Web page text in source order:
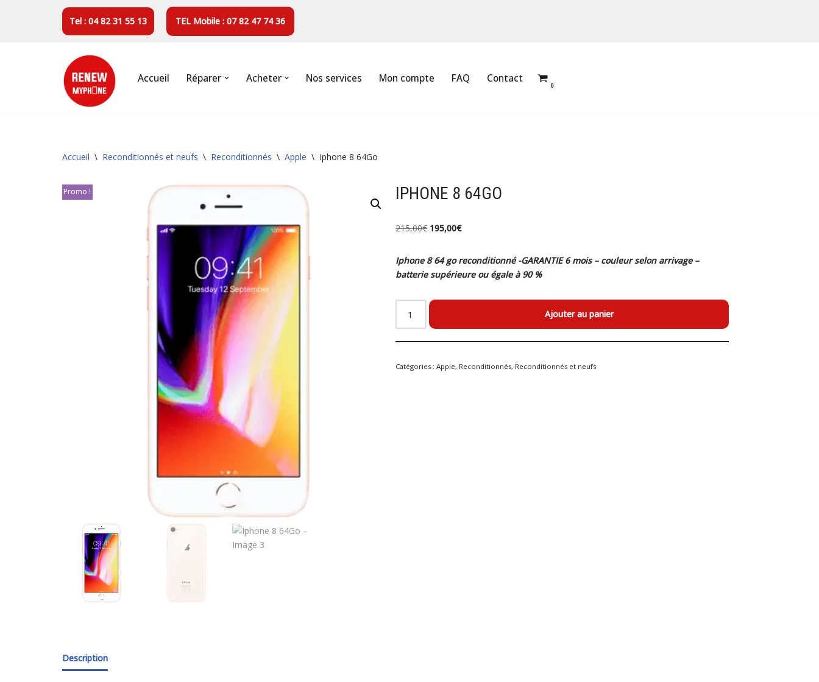
Tel : 04 82 31 55 13 TEL Mobile : 07 82 47 74 36
Accueil Réparer Acheter Nos services Mon compte FAQ Contact
0
Accueil \ Reconditionnés et neufs \ Reconditionnés \ Apple \ Iphone 8 64Go
Promo ! IPHONE 8 64GO
215,00€ 195,00€
Iphone 8 64 go reconditionné -GARANTIE 6 mois – couleur selon arrivage –
batterie supérieure ou égale à 90 %
Ajouter au panier
Catégories :Apple, Reconditionnés, Reconditionnés et neufs
Description